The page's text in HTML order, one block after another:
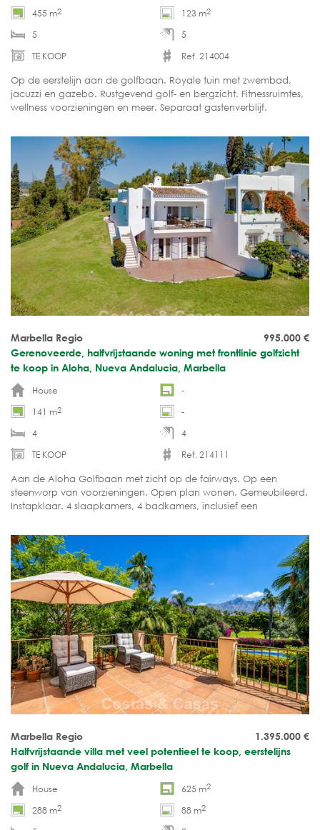
455 m2 123 m2
5
5
TE KOOP
Ref. 214004
Op de eerstelijn aan de golfbaan. Royale tuin met zwembad,
jacuzzi en gazebo. Rustgevend golf- en bergzicht. Fitnessruimtes,
wellness voorzieningen en meer. Separaat gastenverblijf.
995.000 €
Marbella Regio
Gerenoveerde, halfvrijstaande woning met frontlinie golfzicht
te koop in Aloha, Nueva Andalucia, Marbella
House
-
141 m2
-
4
4
TE KOOP
Ref. 214111
Aan de Aloha Golfbaan met zicht op de fairways. Op een
steenworp van voorzieningen. Open plan wonen. Gemeubileerd.
Instapklaar. 4 slaapkamers, 4 badkamers, inclusief een
1.395.000 €
Marbella Regio
Halfvrijstaande villa met veel potentieel te koop, eerstelijns
golf in Nueva Andalucia, Marbella
House
625 m2
288 m2 88 m2